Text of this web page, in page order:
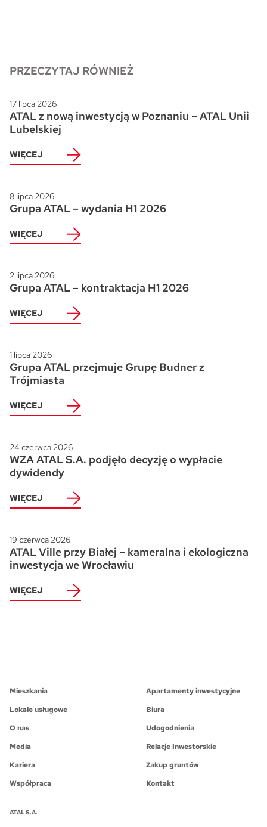
PRZECZYTAJ RÓWNIEŻ
17 lipca 2026
ATAL z nową inwestycją w Poznaniu – ATAL Unii
Lubelskiej
WIĘCEJ
8 lipca 2026
Grupa ATAL – wydania H1 2026
WIĘCEJ
2 lipca 2026
Grupa ATAL – kontraktacja H1 2026
WIĘCEJ
1 lipca 2026
Grupa ATAL przejmuje Grupę Budner z
Trójmiasta
WIĘCEJ
24 czerwca 2026
WZA ATAL S.A. podjęło decyzję o wypłacie
dywidendy
WIĘCEJ
19 czerwca 2026
ATAL Ville przy Białej – kameralna i ekologiczna
inwestycja we Wrocławiu
WIĘCEJ
Mieszkania
Apartamenty inwestycyjne
Lokale usługowe
Biura
O nas
Udogodnienia
Media
Relacje Inwestorskie
Kariera
Zakup gruntów
Współpraca
Kontakt
ATAL S.A.